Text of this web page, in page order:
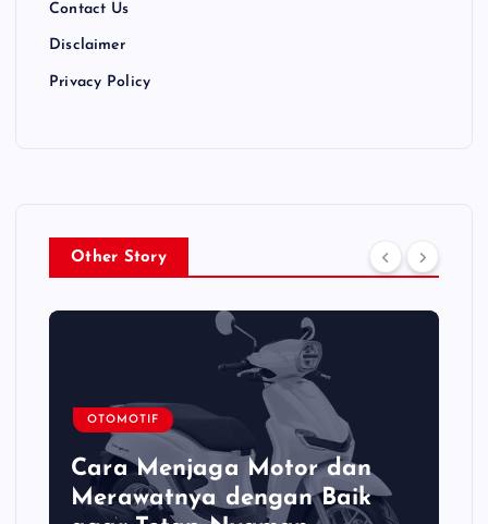
Contact Us
Disclaimer
Privacy Policy
Other Story
OTOMOTIF
Cara Menjaga Motor dan
Merawatnya dengan Baik